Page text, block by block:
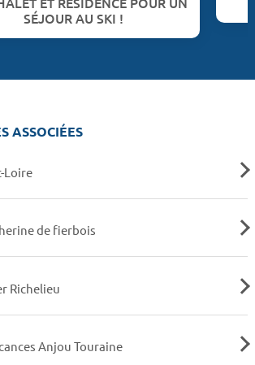
SÉJOUR AU SKI !
ASSOCIÉES
Loire
de fierbois
Richelieu
Anjou Touraine